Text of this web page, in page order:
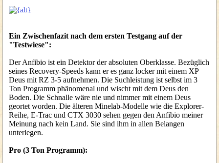
Ein Zwischenfazit nach dem ersten Testgang auf der
"Testwiese":
Der Anfibio ist ein Detektor der absoluten Oberklasse. Bezüglich
seines Recovery-Speeds kann er es ganz locker mit einem XP
Deus mit RZ 3-5 aufnehmen. Die Suchleistung ist selbst im 3
Ton Programm phänomenal und wischt mit dem Deus den
Boden. Die Schnalle wäre nie und nimmer mit einem Deus
geortet worden. Die älteren Minelab-Modelle wie die Explorer-
Reihe, E-Trac und CTX 3030 sehen gegen den Anfibio meiner
Meinung nach kein Land. Sie sind ihm in allen Belangen
unterlegen.
Pro (3 Ton Programm):